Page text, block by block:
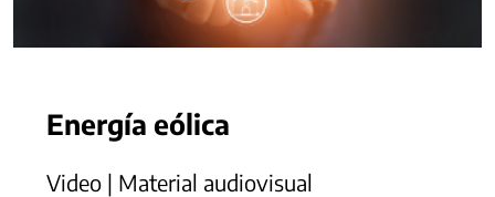
Energía eólica
Video | Material audiovisual